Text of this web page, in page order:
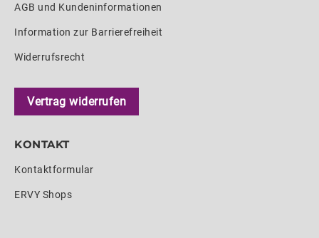
AGB und Kundeninformationen
Information zur Barrierefreiheit
Widerrufsrecht
Vertrag widerrufen
KONTAKT
Kontaktformular
ERVY Shops